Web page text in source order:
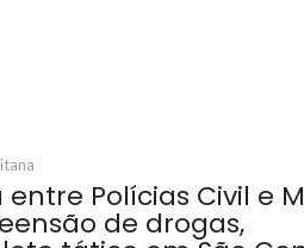
Polícias Civil e
de drogas,